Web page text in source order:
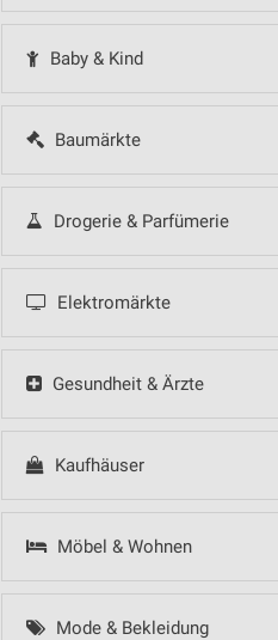
Baby & Kind
Baumärkte
Drogerie & Parfümerie
Elektromärkte
Gesundheit & Ärzte
Kaufhäuser
Möbel & Wohnen
Mode & Bekleidung